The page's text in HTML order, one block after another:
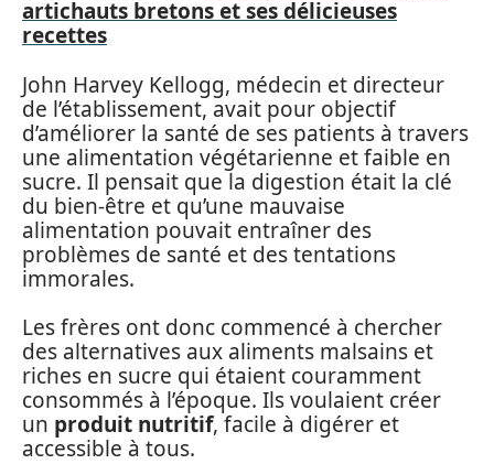
artichauts bretons et ses délicieuses
recettes
John Harvey Kellogg, médecin et directeur
de l’établissement, avait pour objectif
d’améliorer la santé de ses patients à travers
une alimentation végétarienne et faible en
sucre. Il pensait que la digestion était la clé
du bien-être et qu’une mauvaise
alimentation pouvait entraîner des
problèmes de santé et des tentations
immorales.
Les frères ont donc commencé à chercher
des alternatives aux aliments malsains et
riches en sucre qui étaient couramment
consommés à l’époque. Ils voulaient créer
un produit nutritif, facile à digérer et
accessible à tous.